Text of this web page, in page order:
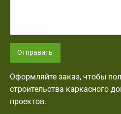
Отправить
Оформляйте заказ, чтобы
строительства каркасного
проектов.